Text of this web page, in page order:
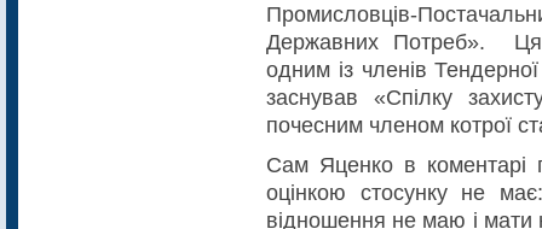
Промисловців-
Державних Потреб». Ця
одним із членів
заснував «Спілку
почесним членом котрої
Сам Яценко в коментарі
оцінкою стосунку не
відношення не маю і